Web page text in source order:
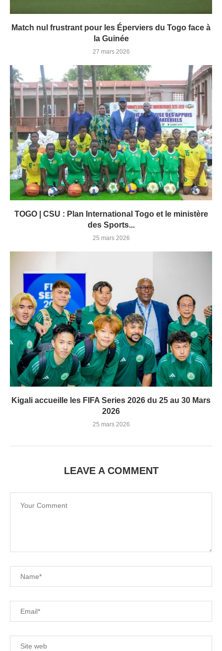
Match nul frustrant pour les Éperviers du Togo face à
la Guinée
27 mars 2026
TOGO | CSU : Plan International Togo et le ministère
des Sports...
25 mars 2026
Kigali accueille les FIFA Series 2026 du 25 au 30 Mars
2026
25 mars 2026
LEAVE A COMMENT